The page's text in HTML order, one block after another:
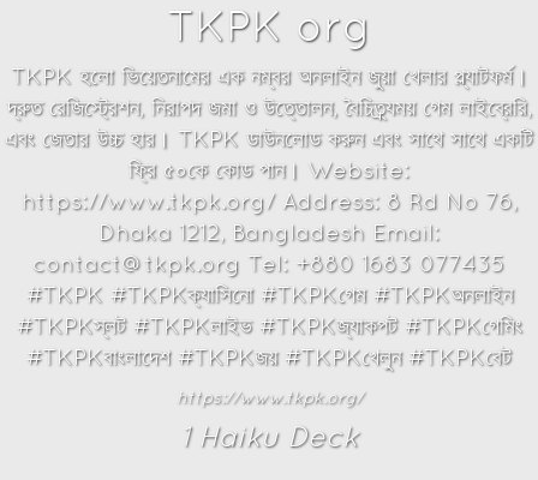
TKPK org
TKPK হলো ভিয়েতনামের এক নম্বর অনলাইন জুয়া খেলার প্ল্যাটফর্ম।
দ্রুত রেজিস্ট্রেশন, নিরাপদ জমা ও উত্তোলন, বৈচিত্র্যময় গেম লাইব্রেরি,
এবং জেতার উচ্চ হার। TKPK ডাউনলোড করুন এবং সাথে সাথে একটি
ফ্রি ৫০কে কোড পান। Website:
https://www.tkpk.org/ Address: 8 Rd No 76,
Dhaka 1212, Bangladesh Email:
contact@tkpk.org Tel: +880 1683 077435
#TKPK #TKPKক্যাসিনো #TKPKগেম #TKPKঅনলাইন
#TKPKস্লট #TKPKলাইভ #TKPKজ্যাকপট #TKPKগেমিং
#TKPKবাংলাদেশ #TKPKজয় #TKPKখেলুন #TKPKবেট
https://www.tkpk.org/
1Haiku Deck